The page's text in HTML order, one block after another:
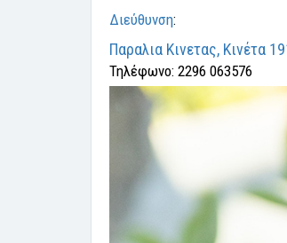
Διεύθυνση:
Παραλια Κινετας, Κινέτα
Τηλέφωνο: 2296 063576